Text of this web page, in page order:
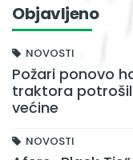
Objavljeno
NOVOSTI
Požari ponovo
traktora
većine
NOVOSTI